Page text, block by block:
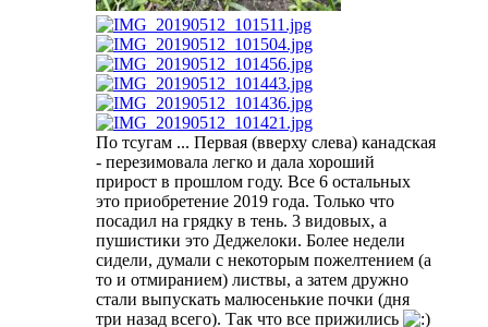
По тсугам ... Первая (вверху слева) канадская
- перезимовала легко и дала хороший
прирост в прошлом году. Все 6 остальных
это приобретение 2019 года. Только что
посадил на грядку в тень. 3 видовых, а
пушистики это Деджелоки. Более недели
сидели, думали с некоторым пожелтением (а
то и отмиранием) листвы, а затем дружно
стали выпускать малюсенькие почки (дня
три назад всего). Так что все прижились